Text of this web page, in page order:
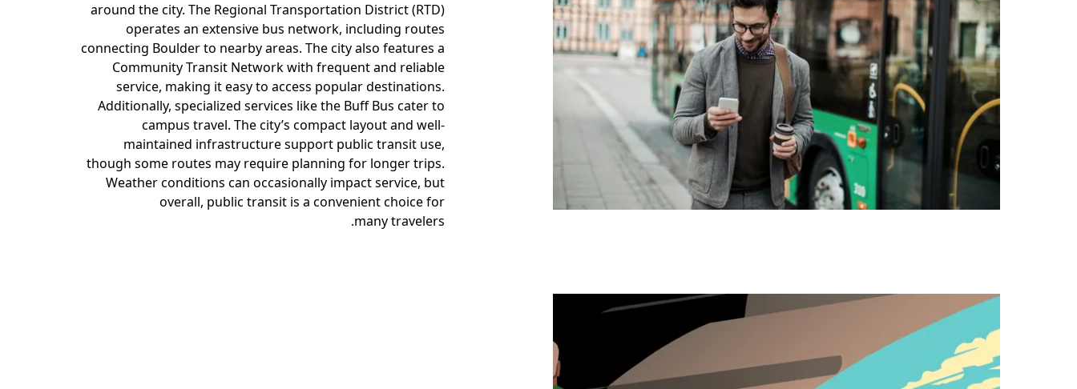
around the city. The Regional Transportation District (RTD)
operates an extensive bus network, including routes
connecting Boulder to nearby areas. The city also features a
Community Transit Network with frequent and reliable
service, making it easy to access popular destinations.
Additionally, specialized services like the Buff Bus cater to
campus travel. The city’s compact layout and well-
maintained infrastructure support public transit use,
though some routes may require planning for longer trips.
Weather conditions can occasionally impact service, but
overall, public transit is a convenient choice for
many travelers.